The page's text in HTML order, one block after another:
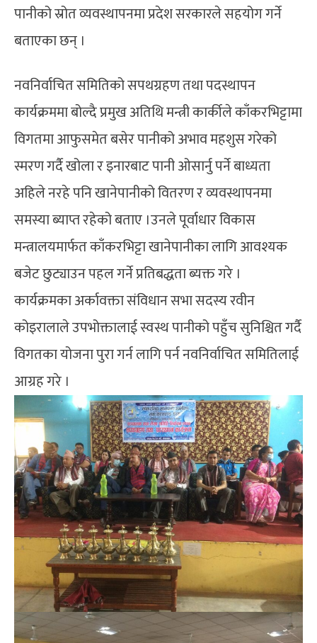
पानीको स्रोत व्यवस्थापनमा प्रदेश सरकारले सहयोग गर्ने
बताएका छन् ।
नवनिर्वाचित समितिको सपथग्रहण तथा पदस्थापन
कार्यक्रममा बोल्दै प्रमुख अतिथि मन्त्री कार्कीले काँकरभिट्टामा
विगतमा आफुसमेत बसेर पानीको अभाव महशुस गरेको
स्मरण गर्दै खोला र इनारबाट पानी ओसार्नु पर्ने बाध्यता
अहिले नरहे पनि खानेपानीको वितरण र व्यवस्थापनमा
समस्या ब्याप्त रहेको बताए ।उनले पूर्वाधार विकास
मन्त्रालयमार्फत काँकरभिट्टा खानेपानीका लागि आवश्यक
बजेट छुट्याउन पहल गर्ने प्रतिबद्धता ब्यक्त गरे ।
कार्यक्रमका अर्कावक्ता संविधान सभा सदस्य रवीन
कोइरालाले उपभोक्तालाई स्वस्थ पानीको पहुँच सुनिश्चित गर्दै
विगतका योजना पुरा गर्न लागि पर्न नवनिर्वाचित समितिलाई
आग्रह गरे ।